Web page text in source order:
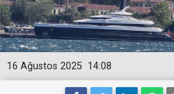
14:08
16 Ağustos 2025